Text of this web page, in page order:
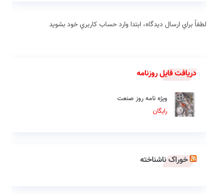
لطفاً براي ارسال دیدگاه، ابتدا وارد حساب كاربري خود بشويد
دریافت فایل روزنامه
ویژه نامه روز صنعت
رایگان
خوراک ناشناخته